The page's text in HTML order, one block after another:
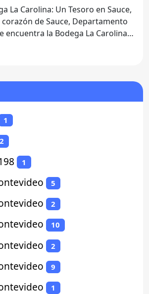
La Carolina: Un Tesoro en Sauce,
encuentra la Bodega La Carolina,
1
2
1
5
2
10
2
9
1